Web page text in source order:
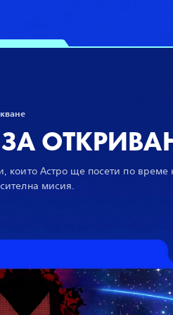
които Астро ще посети по време
мисия.